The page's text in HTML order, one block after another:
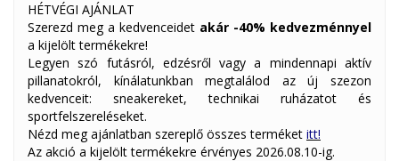
HÉTVÉGI AJÁNLAT
Szerezd meg a kedvenceidet akár -40% kedvezménnyel
a kijelölt termékekre!
Legyen szó futásról, edzésről vagy a mindennapi aktív
pillanatokról, kínálatunkban megtalálod az új szezon
kedvenceit: sneakereket, technikai ruházatot és
sportfelszereléseket.
Nézd meg ajánlatban szereplő összes terméket itt!
Az akció a kijelölt termékekre érvényes 2026.08.10-ig.